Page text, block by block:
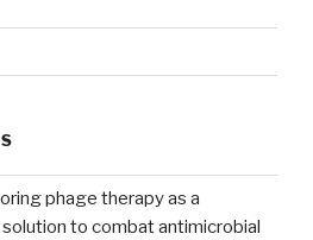
phage therapy as a
to combat antimicrobial